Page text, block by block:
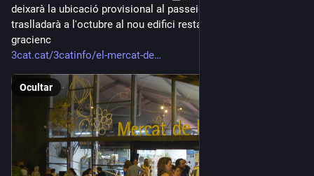
deixarà la ubicació provisional al passeig de Sant Joan i es
traslladarà a l'octubre al nou edifici restaurat al cor del barri
gracienc
3cat.cat/3catinfo/el-mercat-de
Ocultar